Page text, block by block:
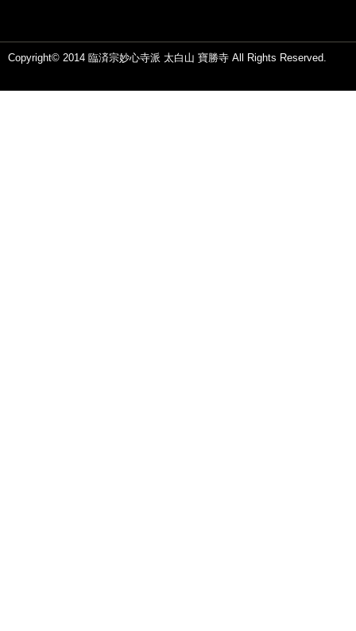
Copyright© 2014 臨済宗妙心寺派 太白山 寶勝寺 All Rights Reserved.